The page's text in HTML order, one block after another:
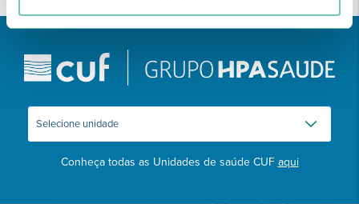
Conheça todas as Unidades de saúde CUF aqui